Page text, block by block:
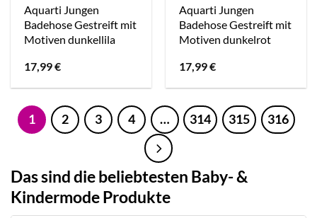
Aquarti Jungen
Badehose Gestreift mit
Motiven dunkellila
17,99€
Aquarti Jungen
Badehose Gestreift mit
Motiven dunkelrot
17,99€
1 2 3 4 … 314 315 316
Das sind die beliebtesten Baby- &
Kindermode Produkte